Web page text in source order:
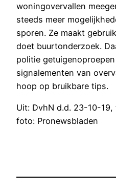
woningovervallen
steeds meer
sporen. Ze maakt
doet buurtonderzoek.
politie
signalementen van
hoop op bruikbare tips.
Uit: DvhN d.d. 23-10-19,
foto: Pronewsbladen